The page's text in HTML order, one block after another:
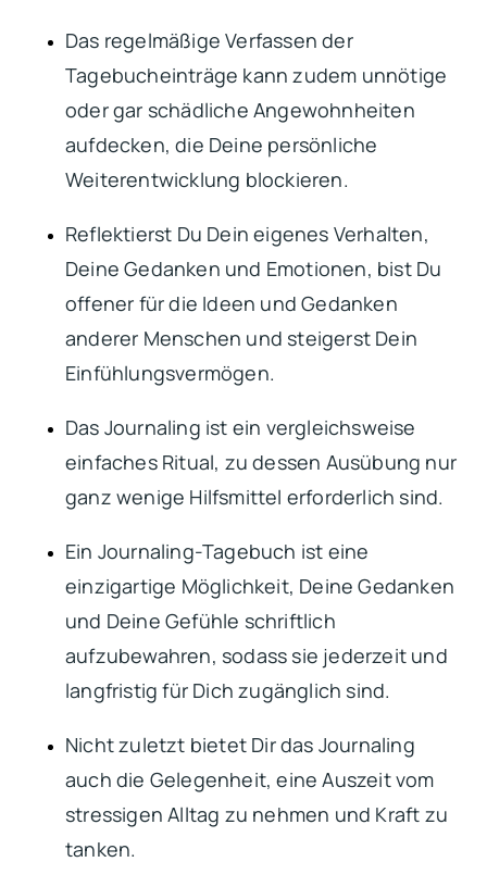
Das regelmäßige Verfassen der
Tagebucheinträge kann zudem unnötige
oder gar schädliche Angewohnheiten
aufdecken, die Deine persönliche
Weiterentwicklung blockieren.
Reflektierst Du Dein eigenes Verhalten,
Deine Gedanken und Emotionen, bist Du
offener für die Ideen und Gedanken
anderer Menschen und steigerst Dein
Einfühlungsvermögen.
Das Journaling ist ein vergleichsweise
einfaches Ritual, zu dessen Ausübung nur
ganz wenige Hilfsmittel erforderlich sind.
Ein Journaling-Tagebuch ist eine
einzigartige Möglichkeit, Deine Gedanken
und Deine Gefühle schriftlich
aufzubewahren, sodass sie jederzeit und
langfristig für Dich zugänglich sind.
Nicht zuletzt bietet Dir das Journaling
auch die Gelegenheit, eine Auszeit vom
stressigen Alltag zu nehmen und Kraft zu
tanken.